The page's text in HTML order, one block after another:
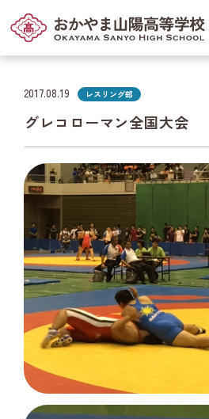
2017.08.19 レスリング部
グレコローマン全国大会